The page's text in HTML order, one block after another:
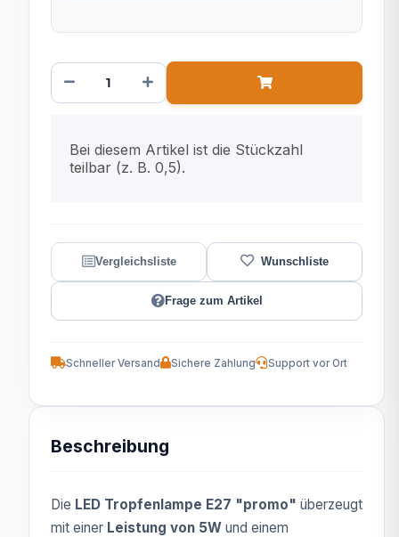
Bei diesem Artikel ist die Stückzahl
teilbar (z. B. 0,5).
Frage zum Artikel
Schneller Versand Sichere Zahlung Support vor Ort
Beschreibung
Die LED Tropfenlampe E27 "promo" überzeugt
mit einer Leistung von 5W und einem